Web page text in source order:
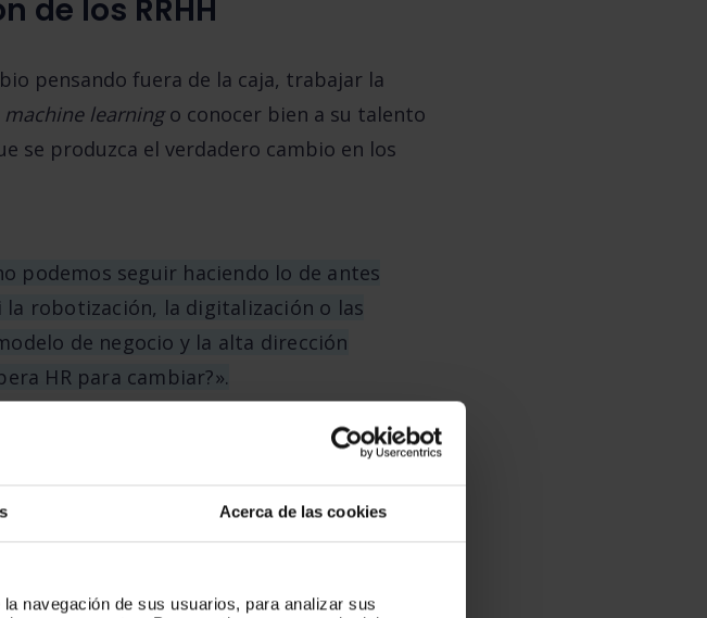
Acerca de las cookies
navegación de sus usuarios, para analizar sus
de los RRHH
pensando fuera de la caja, trabajar la
machine learningo conocer bien a su talento
se produzca el verdadero cambio en los
podemos seguir haciendo lo de antes
robotización, la digitalización o las
de negocio y la alta dirección
HR para cambiar?».
La Razón.